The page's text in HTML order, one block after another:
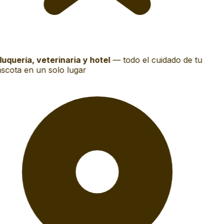
veterinaria y hotel—todo el cuidado de tu
en un solo lugar